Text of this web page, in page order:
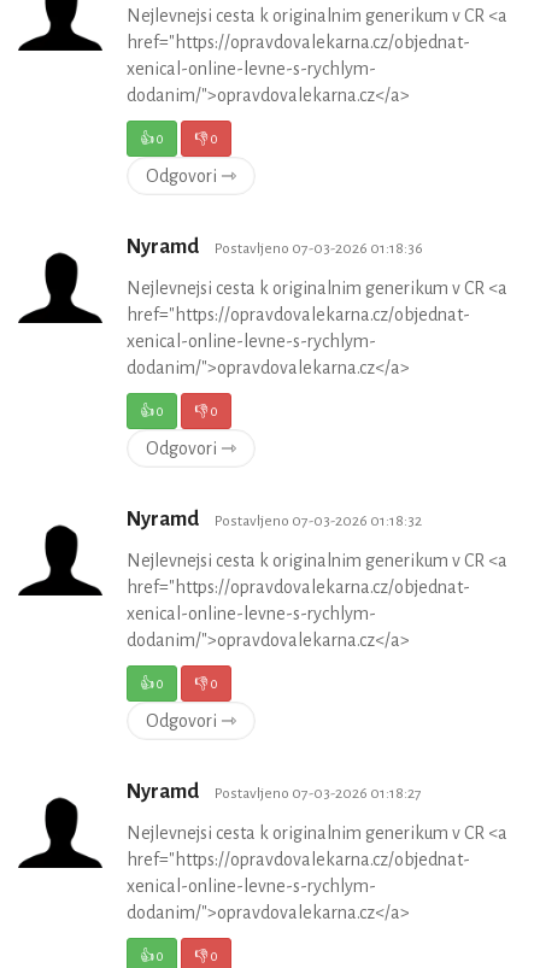
Nejlevnejsi cesta k originalnim generikum v CR <a
href="https://opravdovalekarna.cz/objednat-
xenical-online-levne-s-rychlym-
dodanim/">opravdovalekarna.cz</a>
👍0 👎0
Odgovori ⇾
Nyramd Postavljeno 07-03-2026 01:18:36
Nejlevnejsi cesta k originalnim generikum v CR <a
href="https://opravdovalekarna.cz/objednat-
xenical-online-levne-s-rychlym-
dodanim/">opravdovalekarna.cz</a>
👍0 👎0
Odgovori ⇾
Nyramd Postavljeno 07-03-2026 01:18:32
Nejlevnejsi cesta k originalnim generikum v CR <a
href="https://opravdovalekarna.cz/objednat-
xenical-online-levne-s-rychlym-
dodanim/">opravdovalekarna.cz</a>
👍0 👎0
Odgovori ⇾
Nyramd Postavljeno 07-03-2026 01:18:27
Nejlevnejsi cesta k originalnim generikum v CR <a
href="https://opravdovalekarna.cz/objednat-
xenical-online-levne-s-rychlym-
dodanim/">opravdovalekarna.cz</a>
👍0 👎0